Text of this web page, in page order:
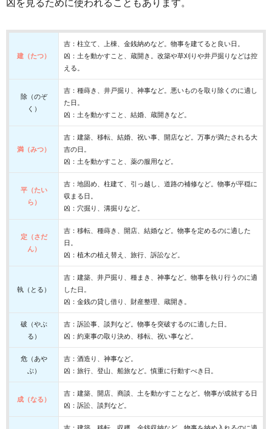
凶を見るために使われることもあります。
建（たつ）
吉：柱立て、上棟、金銭納めなど。物事を建てると良い日。
凶：土を動かすこと、蔵開き。改築や草刈りや井戸掘りなどは控
える。
除（のぞ
く）
吉：種蒔き、井戸掘り、神事など。悪いものを取り除くのに適し
た日。
凶：土を動かすこと、結婚、蔵開きなど。
満（みつ）
吉：建築、移転、結婚、祝い事、開店など。万事が満たされる大
吉の日。
凶：土を動かすこと、薬の服用など。
平（たい
ら）
吉：地固め、柱建て、引っ越し、道路の補修など。物事が平穏に
収まる日。
凶：穴掘り、溝掘りなど。
定（さだ
ん）
吉：移転、種蒔き、開店、結婚など。物事を定めるのに適した
日。
凶：植木の植え替え、旅行、訴訟など。
執（とる）
吉：建築、井戸掘り、種まき、神事など。物事を執り行うのに適
した日。
凶：金銭の貸し借り、財産整理、蔵開き。
破（やぶ
る）
吉：訴訟事、談判など。物事を突破するのに適した日。
凶：約束事の取り決め、移転、祝い事など。
危（あや
ぶ）
吉：酒造り、神事など。
凶：旅行、登山、船旅など。慎重に行動すべき日。
成（なる）
吉：建築、開店、商談、土を動かすことなど。物事が成就する日
凶：訴訟、談判など。